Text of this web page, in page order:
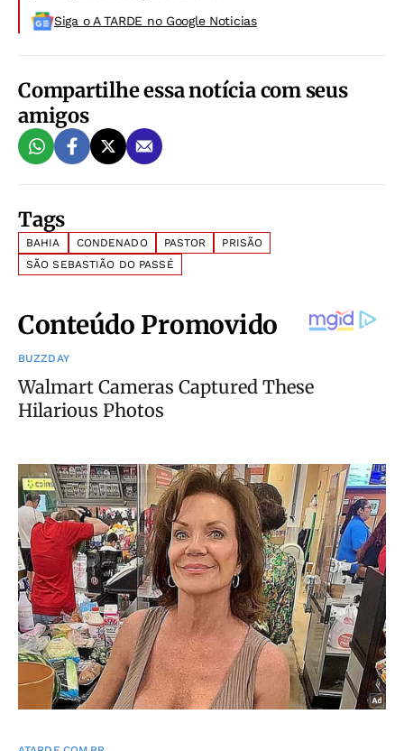
Siga o A TARDE no Google Noticias
Compartilhe essa notícia com seus
amigos
Tags
BAHIA CONDENADO PASTOR
PRISÃO
SÃO SEBASTIÃO DO PASSÉ